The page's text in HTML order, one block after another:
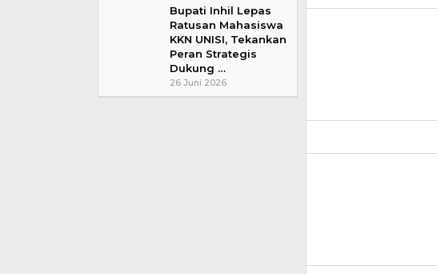
Bupati Inhil Lepas
Ratusan Mahasiswa
KKN UNISI, Tekankan
Peran Strategis
Dukung …
26 Juni 2026